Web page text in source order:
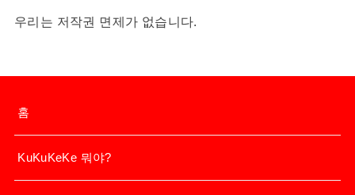
우리는 저작권 면제가 없습니다.
홈
KuKuKeKe 뭐야?